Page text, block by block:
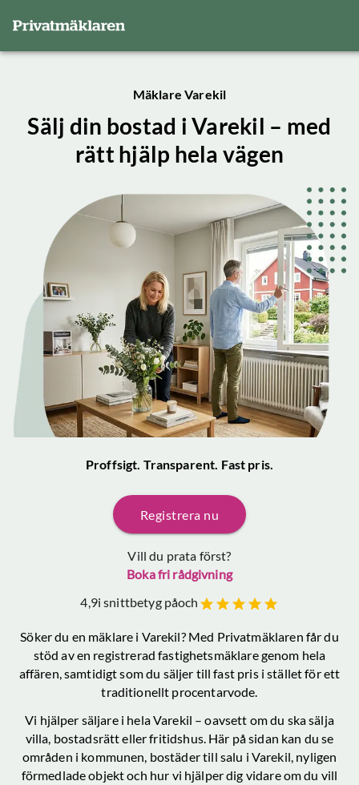
Mäklare Varekil
Sälj din bostad i Varekil – med
rätt hjälp hela vägen
Proffsigt. Transparent. Fast pris.
Registrera nu
Vill du prata först?
Boka fri rådgivning
4,9i snittbetyg påoch
Söker du en mäklare i Varekil? Med Privatmäklaren får du
stöd av en registrerad fastighetsmäklare genom hela
affären, samtidigt som du säljer till fast pris i stället för ett
traditionellt procentarvode.
Vi hjälper säljare i helaVarekil – oavsett om du ska sälja
villa, bostadsrätt eller fritidshus. Här på sidan kan du se
områden i kommunen, bostäder till salu i Varekil, nyligen
förmedlade objekt och hur vi hjälper dig vidare om du vill